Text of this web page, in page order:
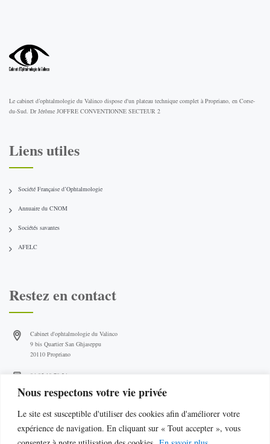
Nous respectons votre vie privée
Le site est susceptible d'utiliser des cookies afin d'améliorer votre
expérience de navigation. En cliquant sur « Tout accepter », vous
Le cabinet d’ophtalmologie du Valinco dispose d'un plateau technique complet à Propriano, en Corse-
du-Sud. Dr Jérôme JOFFRE CONVENTIONNE SECTEUR 2
Liens utiles
Société Française d’Ophtalmologie
Annuaire du CNOM
Sociétés savantes
AFELC
Restez en contact
Cabinet d'ophtalmologie du Valinco
9 bis Quartier San Ghjaseppu
20110 Propriano
04 95 10 78 24
Lun. & Mar. - 08h à 18h
Sur rendez-vous uniquement